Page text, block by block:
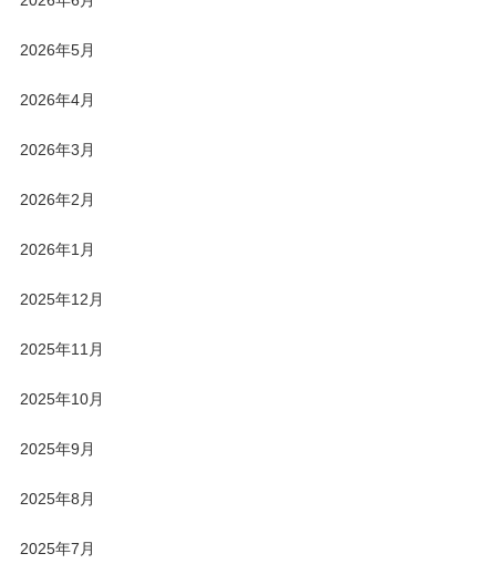
2026年5月
2026年4月
2026年3月
2026年2月
2026年1月
2025年12月
2025年11月
2025年10月
2025年9月
2025年8月
2025年7月